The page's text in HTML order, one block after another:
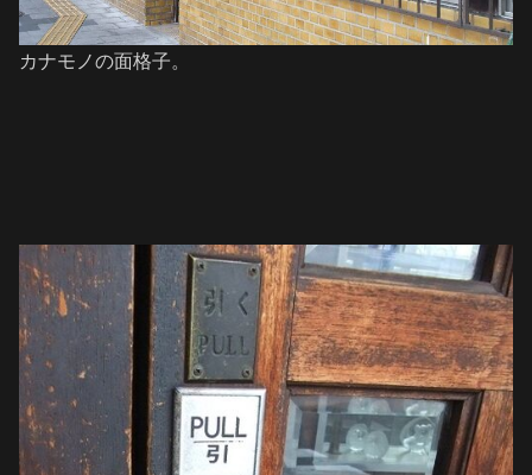
カナモノの面格子。